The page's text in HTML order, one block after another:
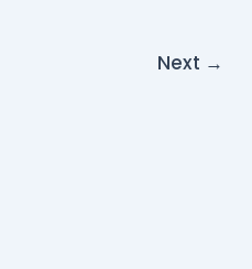
Next →